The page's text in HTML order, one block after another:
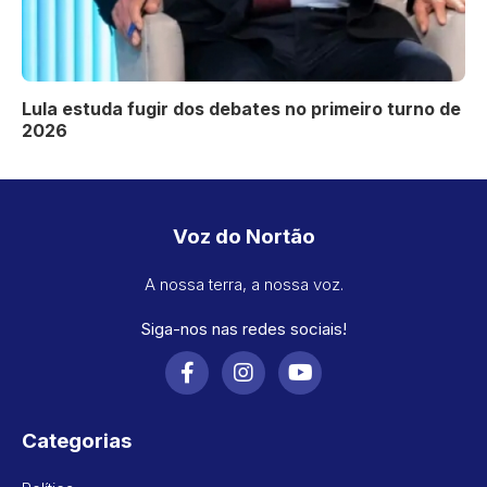
Lula estuda fugir dos debates no primeiro turno de
2026
Voz do Nortão
A nossa terra, a nossa voz.
Siga-nos nas redes sociais!
Categorias